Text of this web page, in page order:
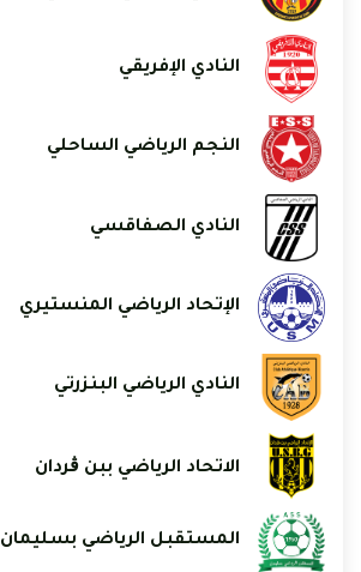
النادي الإفريقي
النجم الرياضي الساحلي
النادي الصفاقسي
الإتحاد الرياضي المنستيري
النادي الرياضي البنزرتي
الاتحاد الرياضي ببن ڨردان
المستقبل الرياضي بسليمان